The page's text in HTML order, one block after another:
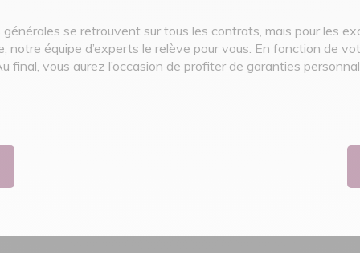
se retrouvent sur tous les contrats, mais pour les
notre équipe d’experts le relève pour vous. En fonction de
final, vous aurez l’occasion de profiter de garanties